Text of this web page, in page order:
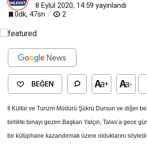
8 Eylül 2020, 14:59 yayınlandı
0dk, 47sn
2
BEĞEN + -
İl Kültür ve Turizm Müdürü Şükrü Dursun ve diğer
birlikte binayı gezen Başkan Yalçın, Talas’a gece
bir kütüphane kazandırmak üzere olduklarını söyledi.